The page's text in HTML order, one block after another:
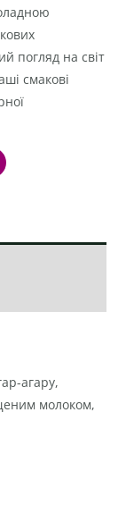
погляд на світ
смакові
агару,
молоком,